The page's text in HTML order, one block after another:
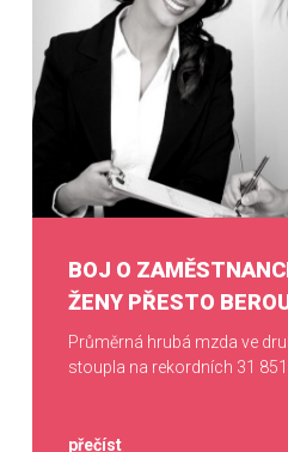
BOJ O
ŽENY PŘESTO
Průměrná hrubá mzda ve
stoupla na rekordních 31 851
přečíst